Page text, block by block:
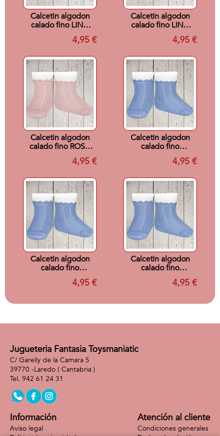
Calcetin algodon
calado fino LINO
304 T0004,95 €
Calcetin algodon
calado fino LINO
4,95 €
Calcetin algodon
calado fino ROSA
PALO 526 T24,95 €
Calcetin algodon
calado fino
AZULADO 446 T0
4,95 €
Calcetin algodon
calado fino
AZULADO 446 T2
4,95 €
Calcetin algodon
calado fino
AZULADO 446 T00
4,95 €
Jugueteria Fantasia Toysmaniatic
C/ Garelly de la Camara 5
39770 -Laredo ( Cantabria )
942 61 24 31
Información
Aviso legal
Atención al cliente
Condiciones generales